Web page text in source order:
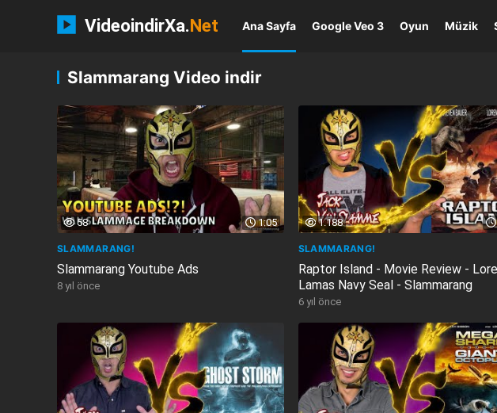
VideoindirXa.Net Ana Sayfa Google Veo 3 Oyun Müzik
Slammarang Video indir
1:05
58
SLAMMARANG!
Slammarang Youtube Ads
8 yıl önce
1.188
SLAMMARANG!
Raptor Island - Movie Review -
Lamas Navy Seal - Slammarang
6 yıl önce